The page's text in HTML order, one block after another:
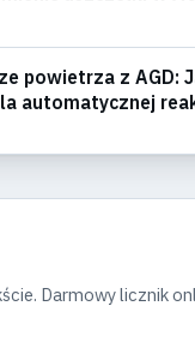
powietrza z AGD:
automatycznej
Darmowy licznik